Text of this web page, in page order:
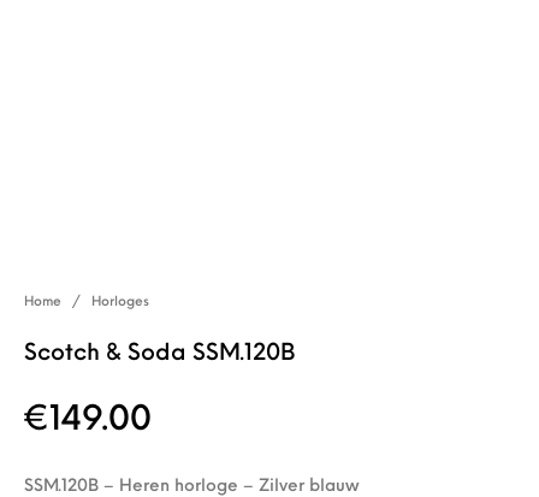
Home / Horloges
Scotch & Soda SSM.120B
€ 149.00
SSM.120B – Heren horloge – Zilver blauw